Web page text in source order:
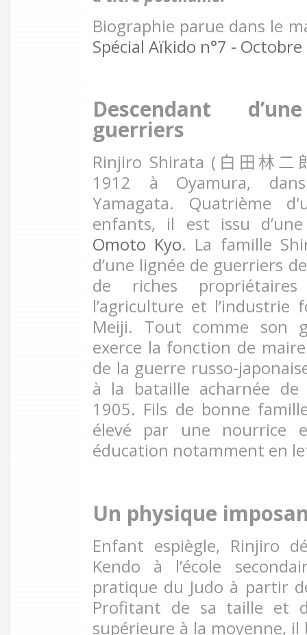
Biographie parue dans le
Spécial Aïkido n°7 -
Descendant
guerriers
Rinjiro Shirata ( 白田林二
1912 à Oyamura,
Yamagata. Quatrième
enfants, il est issu
Omoto Kyo. La famille
d’une lignée de guerriers
de riches
l’agriculture et l’industrie
Meiji. Tout comme son
exerce la fonction de
de la guerre russo-
à la bataille acharnée
1905. Fils de bonne
élevé par une nourrice
éducation notamment en
Un physique
Enfant espiègle, Rinjiro
Kendo à l’école
pratique du Judo à partir
Profitant de sa taille et
supérieure à la moyenne,